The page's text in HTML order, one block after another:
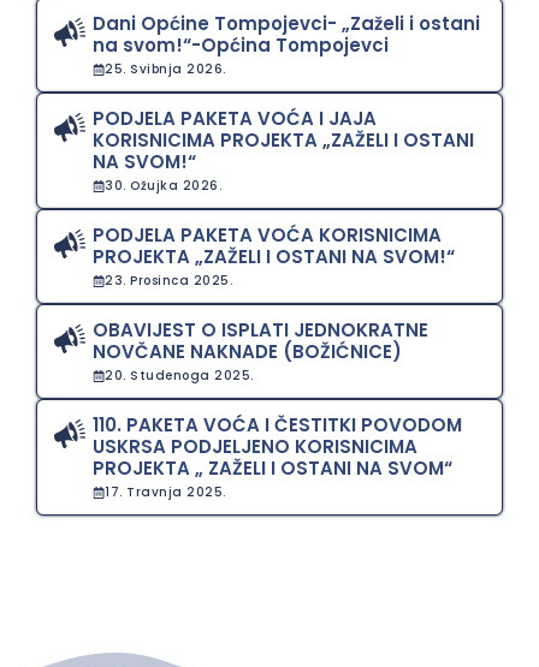
Dani Općine Tompojevci- „Zaželi i ostani
na svom!“-Općina Tompojevci
25. Svibnja 2026.
PODJELA PAKETA VOĆA I JAJA
KORISNICIMA PROJEKTA „ZAŽELI I OSTANI
NA SVOM!“
30. Ožujka 2026.
PODJELA PAKETA VOĆA KORISNICIMA
PROJEKTA „ZAŽELI I OSTANI NA SVOM!“
23. Prosinca 2025.
OBAVIJEST O ISPLATI JEDNOKRATNE
NOVČANE NAKNADE (BOŽIĆNICE)
20. Studenoga 2025.
110. PAKETA VOĆA I ČESTITKI POVODOM
USKRSA PODJELJENO KORISNICIMA
PROJEKTA „ ZAŽELI I OSTANI NA SVOM“
17. Travnja 2025.